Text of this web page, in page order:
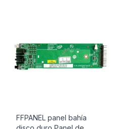
FFPANEL panel bahía